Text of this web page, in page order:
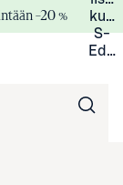
–20 %
S-